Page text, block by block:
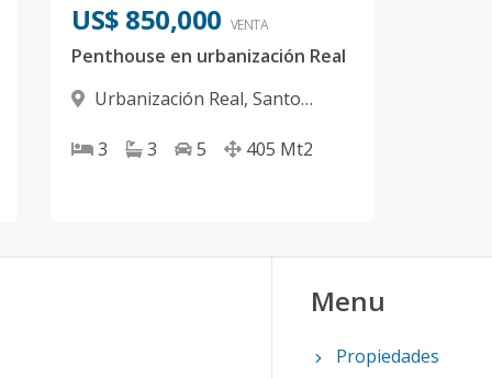
US$ 850,000 VENTA
Penthouse en urbanización Real
Urbanización Real, Santo
3
3 5 405 Mt2
Menu
Propiedades